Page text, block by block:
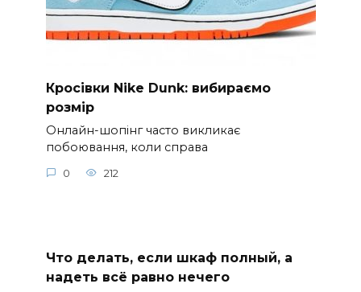
Кросівки Nike Dunk: вибираємо
розмір
Онлайн-шопінг часто викликає
побоювання, коли справа
0 212
Что делать, если шкаф полный, а
надеть всё равно нечего